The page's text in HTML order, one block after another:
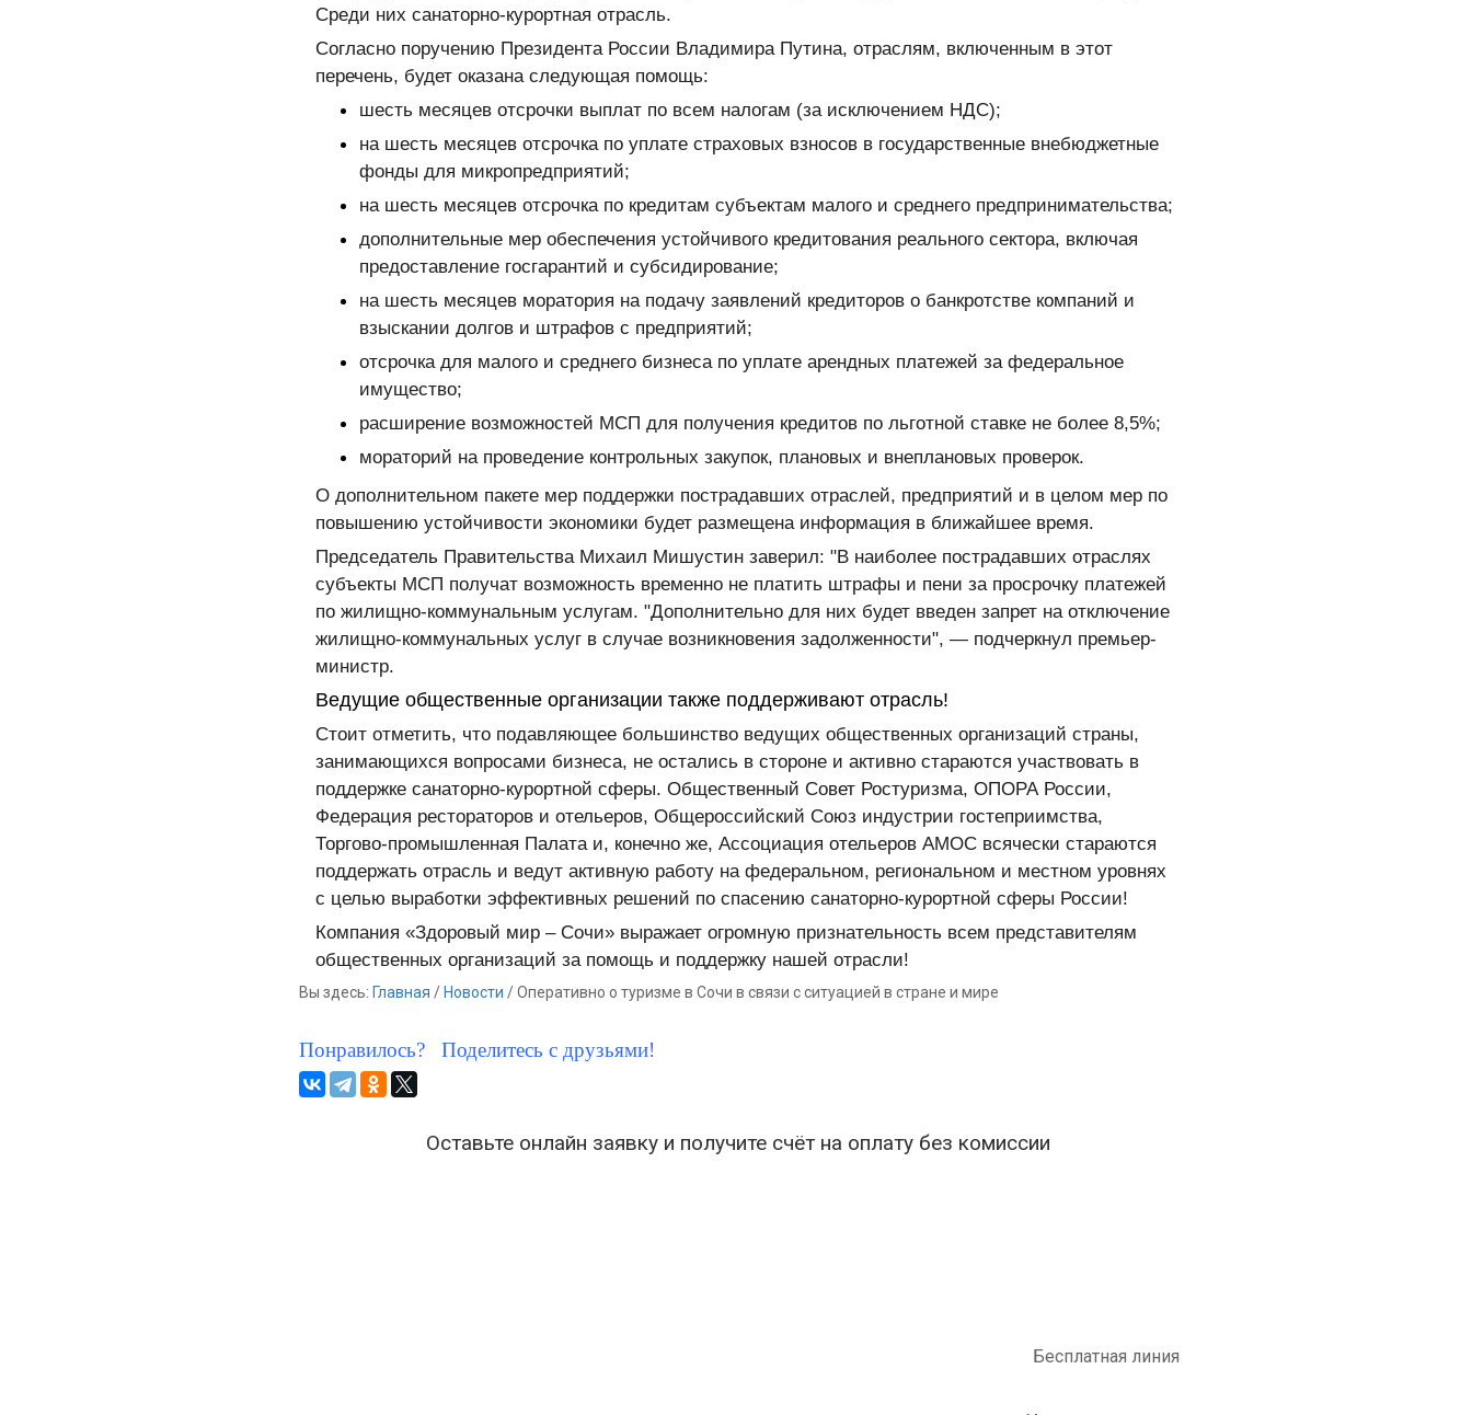
Среди них санаторно-курортная отрасль.
Согласно поручению Президента России Владимира Путина, отраслям, включенным в этот
перечень, будет оказана следующая помощь:
шесть месяцев отсрочки выплат по всем налогам (за исключением НДС);
на шесть месяцев отсрочка по уплате страховых взносов в государственные внебюджетные
фонды для микропредприятий;
на шесть месяцев отсрочка по кредитам субъектам малого и среднего предпринимательства;
дополнительные мер обеспечения устойчивого кредитования реального сектора, включая
предоставление госгарантий и субсидирование;
на шесть месяцев моратория на подачу заявлений кредиторов о банкротстве компаний и
взыскании долгов и штрафов с предприятий;
отсрочка для малого и среднего бизнеса по уплате арендных платежей за федеральное
имущество;
расширение возможностей МСП для получения кредитов по льготной ставке не более 8,5%;
мораторий на проведение контрольных закупок, плановых и внеплановых проверок.
О дополнительном пакете мер поддержки пострадавших отраслей, предприятий и в целом мер по
повышению устойчивости экономики будет размещена информация в ближайшее время.
Председатель Правительства Михаил Мишустин заверил: "В наиболее пострадавших отраслях
субъекты МСП получат возможность временно не платить штрафы и пени за просрочку платежей
по жилищно-коммунальным услугам. "Дополнительно для них будет введен запрет на отключение
жилищно-коммунальных услуг в случае возникновения задолженности", — подчеркнул премьер-
министр.
Ведущие общественные организации также поддерживают отрасль!
Стоит отметить, что подавляющее большинство ведущих общественных организаций страны,
занимающихся вопросами бизнеса, не остались в стороне и активно стараются участвовать в
поддержке санаторно-курортной сферы. Общественный Совет Ростуризма, ОПОРА России,
Федерация рестораторов и отельеров, Общероссийский Союз индустрии гостеприимства,
Торгово-промышленная Палата и, конечно же, Ассоциация отельеров АМОС всячески стараются
поддержать отрасль и ведут активную работу на федеральном, региональном и местном уровнях
с целью выработки эффективных решений по спасению санаторно-курортной сферы России!
Компания «Здоровый мир – Сочи» выражает огромную признательность всем представителям
общественных организаций за помощь и поддержку нашей отрасли!
Вы здесь: Главная / Новости /Оперативно о туризме в Сочи в связи с ситуацией в стране и мире
Понравилось? Поделитесь с друзьями!
Оставьте онлайн заявку и получите счёт на оплату без комиссии
Бесплатная линия